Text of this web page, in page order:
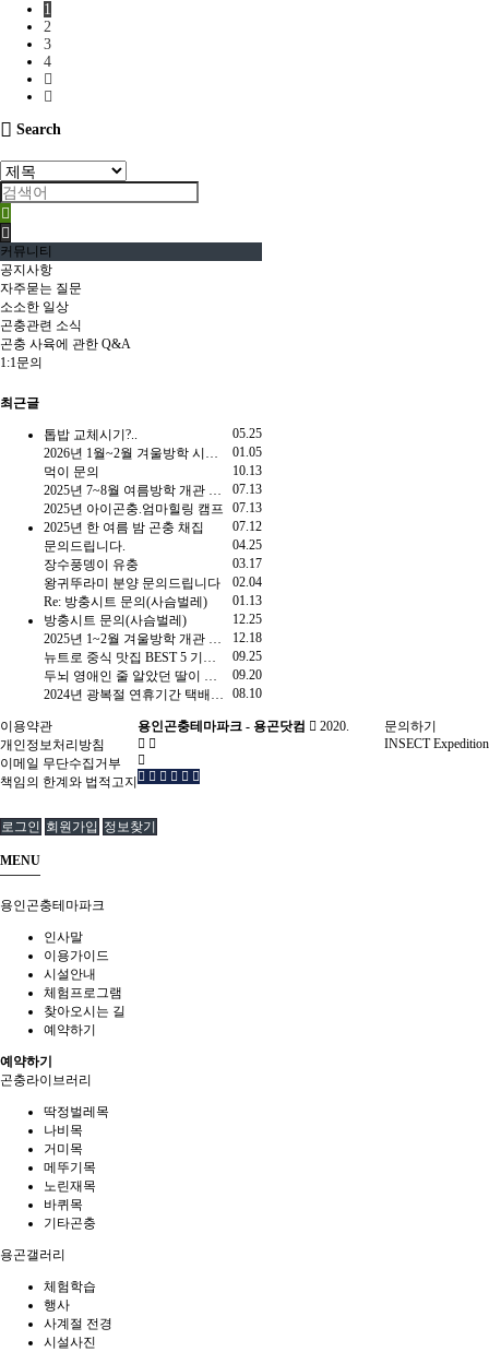
1
2
3
4
Search
커뮤니티
공지사항
자주묻는 질문
소소한 일상
곤충관련 소식
곤충 사육에 관한 Q&A
1:1문의
최근글
05.25
톱밥 교체시기?..
01.05
2026년 1월~2월 겨울방학 시즌 개관 안내
10.13
먹이 문의
07.13
2025년 7~8월 여름방학 개관 일정
07.13
2025년 아이곤충.엄마힐링 캠프
07.12
2025년 한 여름 밤 곤충 채집
04.25
문의드립니다.
03.17
장수풍뎅이 유충
02.04
왕귀뚜라미 분양 문의드립니다
01.13
Re: 방충시트 문의(사슴벌레)
12.25
방충시트 문의(사슴벌레)
12.18
2025년 1~2월 겨울방학 개관 일정 안내
09.25
뉴트로 중식 맛집 BEST 5 기사인데 다른게 더 유용함.gisa
09.20
두뇌 영애인 줄 알았던 딸이 고문의 천재?
08.10
2024년 광복절 연휴기간 택배 발송 일정 안내
이용약관
개인정보처리방침
이메일 무단수집거부
책임의 한계와 법적고지
문의하기
INSECT Expedition
용인곤충테마파크 - 용곤닷컴 2020.
로그인 회원가입 정보찾기
MENU
용인곤충테마파크
인사말
이용가이드
시설안내
체험프로그램
찾아오시는 길
예약하기
예약하기
곤충라이브러리
딱정벌레목
나비목
거미목
메뚜기목
노린재목
바퀴목
기타곤충
용곤갤러리
체험학습
행사
사계절 전경
시설사진